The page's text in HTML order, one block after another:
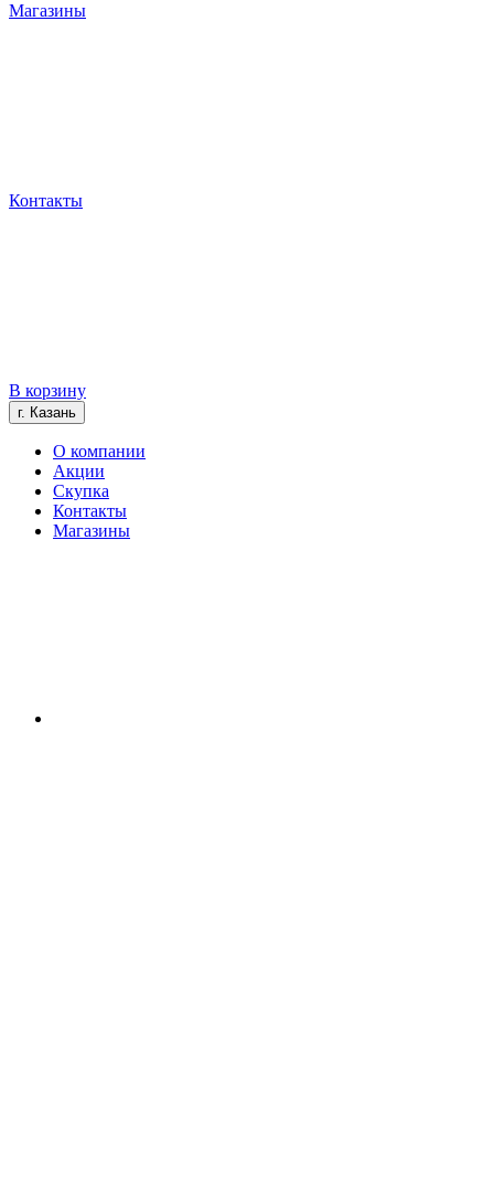
Магазины
Контакты
В корзину
г. Казань
О компании
Акции
Скупка
Контакты
Магазины